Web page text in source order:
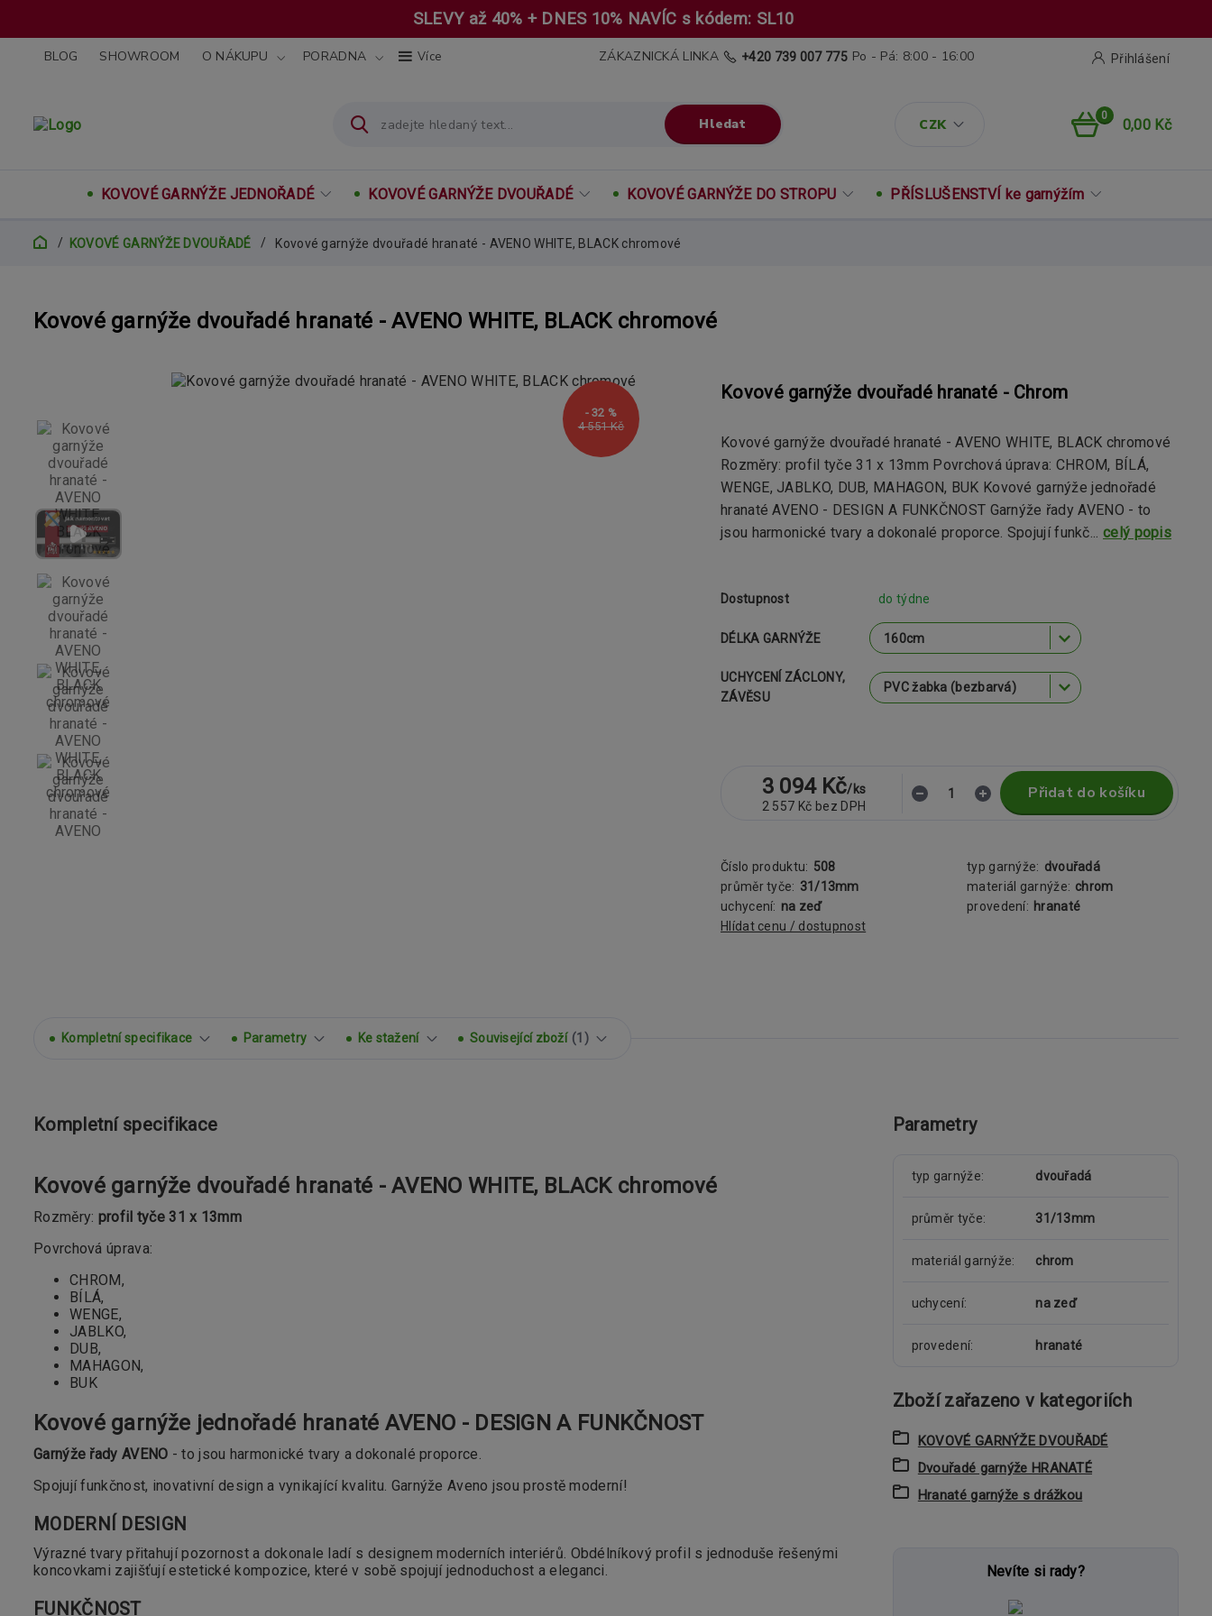
SLEVY až 40% + DNES 10% NAVÍC s kódem: SL10
BLOG SHOWROOM O NÁKUPU PORADNA Více
CZK
Přihlášení
Hledat
ZÁKAZNICKÁ LINKA +420 739 007 775 Po - Pá: 8:00 - 16:00
0
0,00 Kč
KOVOVÉ GARNÝŽE JEDNOŘADÉ KOVOVÉ GARNÝŽE DVOUŘADÉ KOVOVÉ GARNÝŽE DO STROPU PŘÍSLUŠENSTVÍ ke garnýžím
KOVOVÉ GARNÝŽE DVOUŘADÉ Kovové garnýže dvouřadé hranaté - AVENO WHITE, BLACK chromové
Kovové garnýže dvouřadé hranaté - AVENO WHITE, BLACK chromové
4 551 Kč
- 32 %
Kovové garnýže dvouřadé hranaté - Chrom
Kovové garnýže dvouřadé hranaté - AVENO WHITE, BLACK chromové
Rozměry: profil tyče 31 x 13mm Povrchová úprava: CHROM, BÍLÁ,
WENGE, JABLKO, DUB, MAHAGON, BUK Kovové garnýže jednořadé
hranaté AVENO - DESIGN A FUNKČNOST Garnýže řady AVENO - to
jsou harmonické tvary a dokonalé proporce. Spojují funkč... celý popis
Dostupnost do týdne
DÉLKA GARNÝŽE
UCHYCENÍ ZÁCLONY,
ZÁVĚSU
3 094 Kč/ks
2 557 Kč bez DPH
Přidat do košíku
Číslo produktu: 508 typ garnýže: dvouřadá
průměr tyče: 31/13mm materiál garnýže: chrom
uchycení: na zeď provedení: hranaté
Hlídat cenu / dostupnost
Kompletní specifikace Parametry Ke stažení Související zboží 1
Kompletní specifikace
Kovové garnýže dvouřadé hranaté - AVENO WHITE, BLACK chromové
Rozměry: profil tyče 31 x 13mm
Povrchová úprava:
CHROM,
BÍLÁ,
WENGE,
JABLKO,
DUB,
MAHAGON,
BUK
Kovové garnýže jednořadé hranaté AVENO - DESIGN A FUNKČNOST
Garnýže řady AVENO - to jsou harmonické tvary a dokonalé proporce.
Spojují funkčnost, inovativní design a vynikající kvalitu. Garnýže Aveno jsou prostě moderní!
MODERNÍ DESIGN
Výrazné tvary přitahují pozornost a dokonale ladí s designem moderních interiérů. Obdélníkový profil s jednoduše řešenými
koncovkami zajišťují estetické kompozice, které v sobě spojují jednoduchost a eleganci.
FUNKČNOST
Parametry
typ garnýže dvouřadá
průměr tyče 31/13mm
materiál garnýže chrom
uchycení na zeď
provedení hranaté
Zboží zařazeno v kategoriích
KOVOVÉ GARNÝŽE DVOUŘADÉ
Dvouřadé garnýže HRANATÉ
Hranaté garnýže s drážkou
Nevíte si rady?